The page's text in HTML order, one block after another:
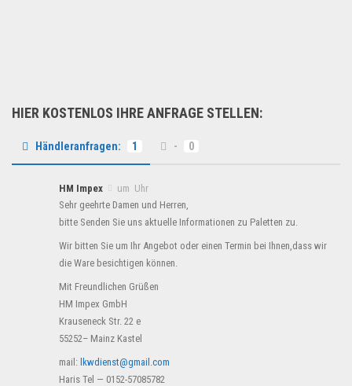
HIER KOSTENLOS IHRE ANFRAGE STELLEN:
Händleranfragen: 1 - 0
HM Impex
um Uhr
Sehr geehrte Damen und Herren,
bitte Senden Sie uns aktuelle Informationen zu Paletten zu.
Wir bitten Sie um Ihr Angebot oder einen Termin bei Ihnen,dass wir
die Ware besichtigen können.
Mit Freundlichen Grüßen
HM Impex GmbH
Krauseneck Str. 22 e
55252– Mainz Kastel
mail: lkwdienst@gmail.com
Haris Tel — 0152-57085782